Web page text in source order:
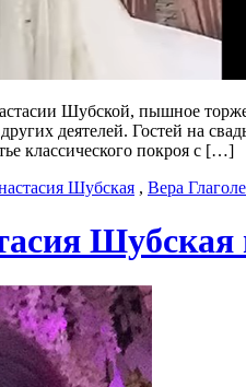
Шубской, пышное
деятелей. Гостей на
классического покроя с […]
Шубская , Вера